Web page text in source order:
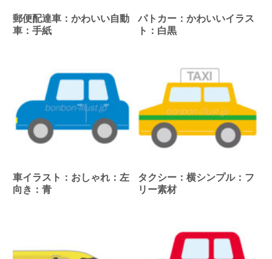
郵便配達車：かわいい自動
車：手紙
パトカー：かわいいイラス
ト：白黒
車イラスト：おしゃれ：左
向き：青
タクシー：横シンプル：フ
リー素材